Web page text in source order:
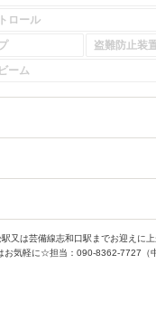
ロール
盗難防止装
ーム
又は芸備線志和口駅までお迎えに
お気軽に☆担当：090-8362-7727（